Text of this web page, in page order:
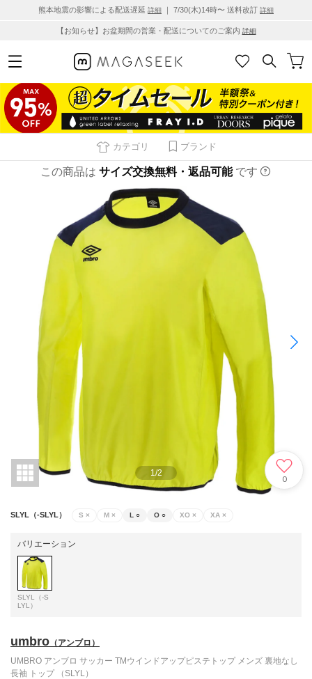
熊本地震の影響による配送遅延 詳細 ｜ 7/30(木)14時〜 送料改訂 詳細
【お知らせ】お盆期間の営業・配送についてのご案内 詳細
カテゴリ ブランド
この商品は サイズ交換無料・返品可能 です
1 /2
0
SLYL（-SLYL） S × M × L ○ O ○ XO × XA ×
バリエーション
SLYL（-S
LYL）
umbro （アンブロ）
UMBRO アンブロ サッカー TMウインドアップピステトップ メンズ 裏地なし
長袖 トップ （SLYL）